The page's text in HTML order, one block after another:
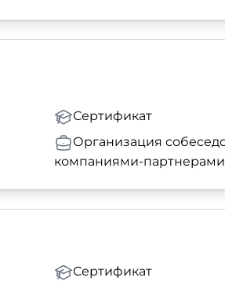
Сертификат
Организация
компаниями-партнерами
Сертификат